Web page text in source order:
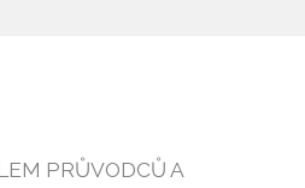
PRŮVODCŮ A